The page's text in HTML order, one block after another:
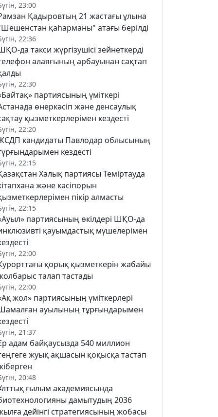
23:00
Қадыровтың 21 жастағы ұлына
қаһарманы" атағы берілді
22:36
да такси жүргізушісі зейнеткерді
алаяғының арбауынан сақтап
22:30
партиясының үміткері
өнеркәсіп және денсаулық
қызметкерлерімен кездесті
22:20
кандидаты Павлодар облысының
кездесті
22:15
Халық партиясы Теміртауда
және кәсіпорын
пікір алмасты
22:15
партиясының өкілдері ШҚО-да
қауымдастық мүшелерімен
22:00
қорық қызметкерін жабайы
талап тастады
22:00
жол» партиясының үміткерлері
ауылының тұрғындарымен
21:37
адам байқаусызда 540 миллион
жуық ақшасын қоқысқа тастап
20:48
ғылым академиясында
дамытудың 2036
дейінгі стратегиясының жобасы